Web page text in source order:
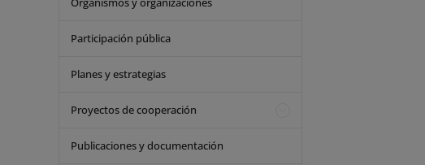
Participación pública
Planes y estrategias
Proyectos de cooperación
Publicaciones y documentación